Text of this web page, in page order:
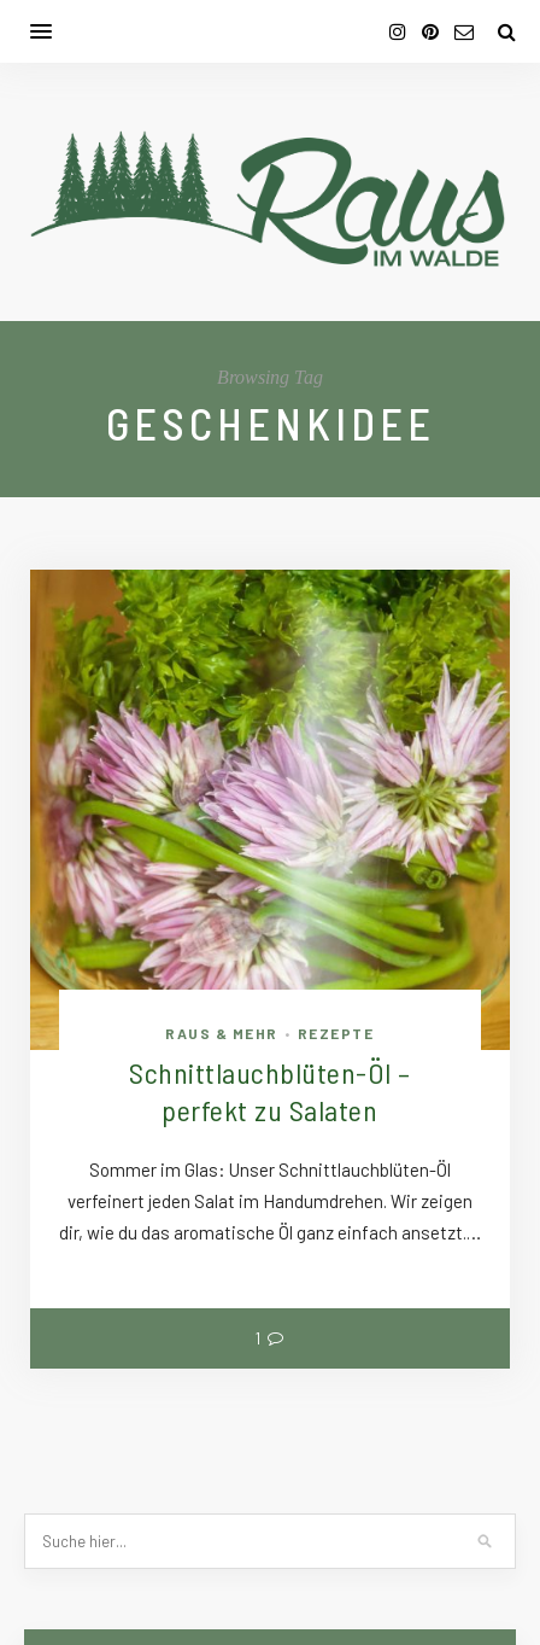
Browsing Tag
GESCHENKIDEE
RAUS & MEHR • REZEPTE
Schnittlauchblüten-Öl –
perfekt zu Salaten
Sommer im Glas: Unser Schnittlauchblüten-Öl
verfeinert jeden Salat im Handumdrehen. Wir zeigen
dir, wie du das aromatische Öl ganz einfach ansetzt.…
1